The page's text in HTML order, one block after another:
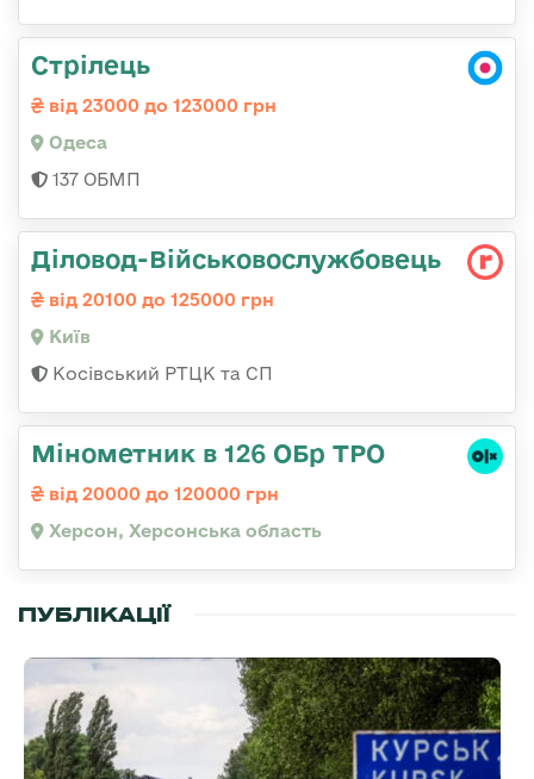
Стрілець
від 23000 до 123000 грн
Одеса
137 ОБМП
Діловод-Військовослужбовець
від 20100 до 125000 грн
Київ
Косівський РТЦК та СП
Мінометник в 126 ОБр ТРО
від 20000 до 120000 грн
Херсон, Херсонська область
ПУБЛІКАЦІЇ